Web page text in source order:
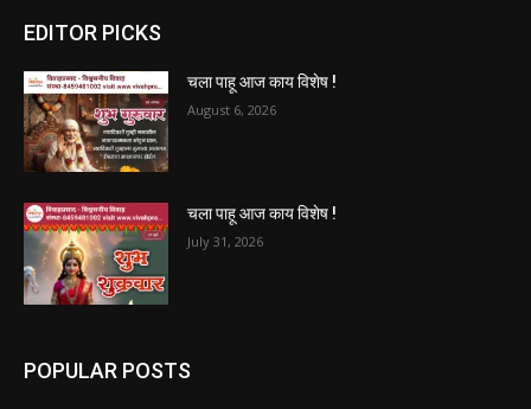
EDITOR PICKS
चला पाहू आज काय विशेष !
August 6, 2026
चला पाहू आज काय विशेष !
July 31, 2026
POPULAR POSTS